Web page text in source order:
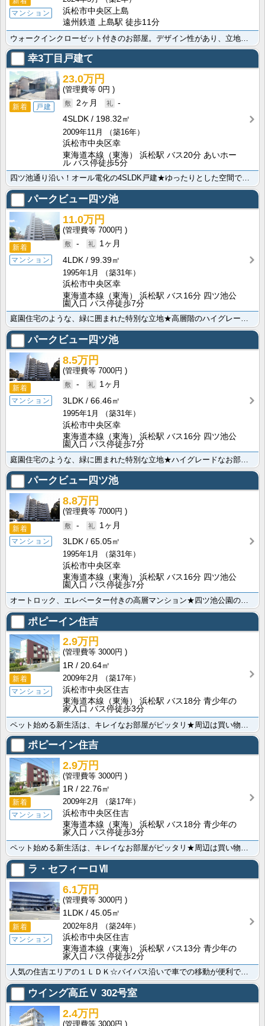
マンション
浜松市中央区上島
遠州鉄道 上島駅 徒歩11分
幸3丁目戸建て
新着 戸建
23.0万円
0円
2ヶ月
-
4SLDK
198.32㎡
2009年11月
（築16年）
浜松市中央区幸
東海道本線（東海） 浜松駅 バス20分 あいホー
ル バス停徒歩5分
四ツ池通り沿い！オール電化の4SLDK戸建★ゆったりとした空間で、余裕のある新生活はいかがですか？通･･･
パークビュー四ツ池
新着
マンション
11.0万円
7000円
-
1ヶ月
4LDK
99.39㎡
1995年1月
（築31年）
浜松市中央区幸
東海道本線（東海） 浜松駅 バス16分 四ツ池公
園入口 バス停徒歩7分
庭園住宅のような、緑に囲まれた特別な立地★高層階のハイグレードなお部屋で、ちょっとした贅沢感を賃貸で･･･
パークビュー四ツ池
新着
マンション
8.5万円
7000円
-
1ヶ月
3LDK
66.46㎡
1995年1月
（築31年）
浜松市中央区幸
東海道本線（東海） 浜松駅 バス16分 四ツ池公
園入口 バス停徒歩7分
パークビュー四ツ池
新着
マンション
8.8万円
7000円
-
1ヶ月
3LDK
65.05㎡
1995年1月
（築31年）
浜松市中央区幸
東海道本線（東海） 浜松駅 バス16分 四ツ池公
園入口 バス停徒歩7分
ポピーイン住吉
新着
マンション
2.9万円
3000円
1R
20.64㎡
2009年2月
（築17年）
浜松市中央区住吉
東海道本線（東海） 浜松駅 バス18分 青少年の
家入口 バス停徒歩3分
ポピーイン住吉
新着
マンション
2.9万円
3000円
1R
22.76㎡
2009年2月
（築17年）
浜松市中央区住吉
東海道本線（東海） 浜松駅 バス18分 青少年の
家入口 バス停徒歩3分
ペット始める新生活は、キレイなお部屋がピッタリ★周辺は買い物施設が充実しており、学生さんにもオススメ･･･
ラ・セフィーロⅦ
新着
マンション
6.1万円
3000円
1LDK
45.05㎡
2002年8月
（築24年）
浜松市中央区住吉
東海道本線（東海） 浜松駅 バス13分 青少年の
家入口 バス停徒歩2分
人気の住吉エリアの１ＬＤＫ☆バイパス沿いで車での移動が便利です！無料インターネットの特典付き。広々と･･･
ウイング高丘Ｖ 302号室
2.4万円
3000円